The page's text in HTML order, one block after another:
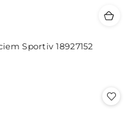
Sportiv 18927152